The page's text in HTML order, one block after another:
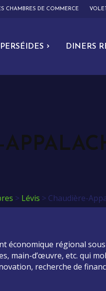
CHAMBRES DE COMMERCE
PERSÉIDES DINERS
> Lévis > Chaudière-
économique régional
main-d’œuvre, etc. qui
recherche de